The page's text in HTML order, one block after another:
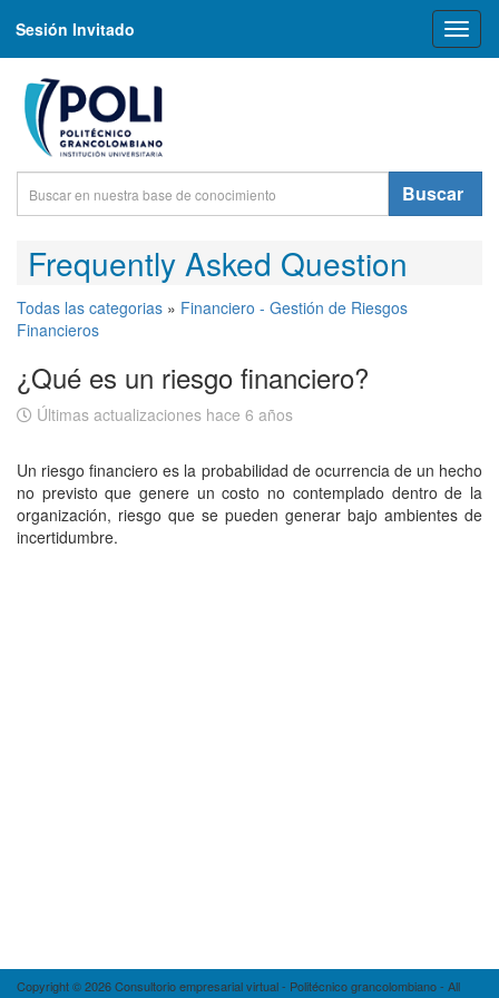
Sesión Invitado
Buscar
Frequently Asked Question
Todas las categorias » Financiero - Gestión de Riesgos
Financieros
¿Qué es un riesgo financiero?
Últimas actualizaciones hace 6 años
Un riesgo financiero es la probabilidad de ocurrencia de un hecho
no previsto que genere un costo no contemplado dentro de la
organización, riesgo que se pueden generar bajo ambientes de
incertidumbre.
Copyright © 2026 Consultorio empresarial virtual - Politécnico grancolombiano - All